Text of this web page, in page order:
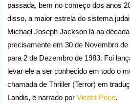
passada, bem no começo dos anos
disso, a maior estrela do sistema
Michael Joseph Jackson lá na
precisamente em 30 de Novembro
para 2 de Dezembro de 1983. Foi
levar ele a ser conhecido em todo o
chamada de Thriller (Terror) em
Landis, e narrado por Vicent Price.